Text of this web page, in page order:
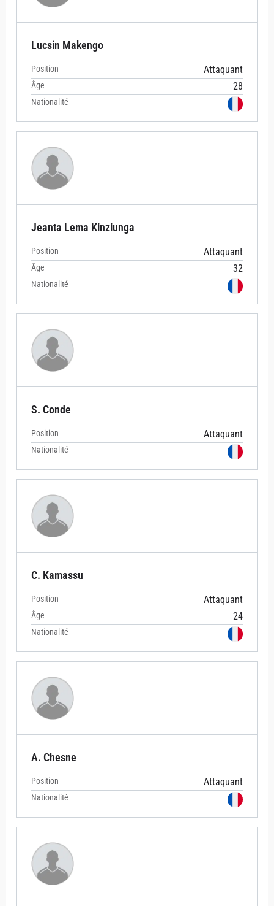
Lucsin Makengo
Position Attaquant
Âge 28
Nationalité
Jeanta Lema Kinziunga
Position Attaquant
Âge 32
Nationalité
S. Conde
Position Attaquant
Nationalité
C. Kamassu
Position Attaquant
Âge 24
Nationalité
A. Chesne
Position Attaquant
Nationalité